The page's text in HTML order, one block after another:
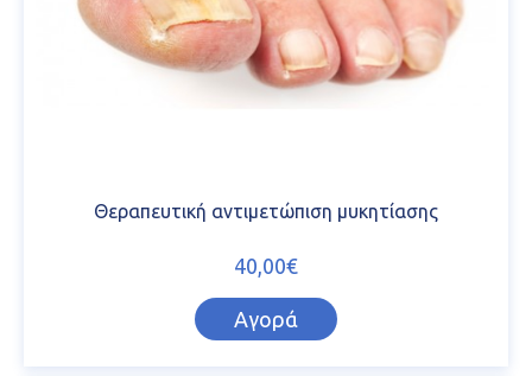
Θεραπευτική αντιμετώπιση μυκητίασης
40,00€
Αγορά